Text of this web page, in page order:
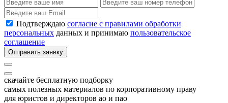
Подтверждаю согласие с правилами обработки
персональных данных и принимаю пользовательское
соглашение
Отправить заявку
скачайте бесплатную подборку
самых полезных материалов по корпоративному праву
для юристов и директоров ао и пао